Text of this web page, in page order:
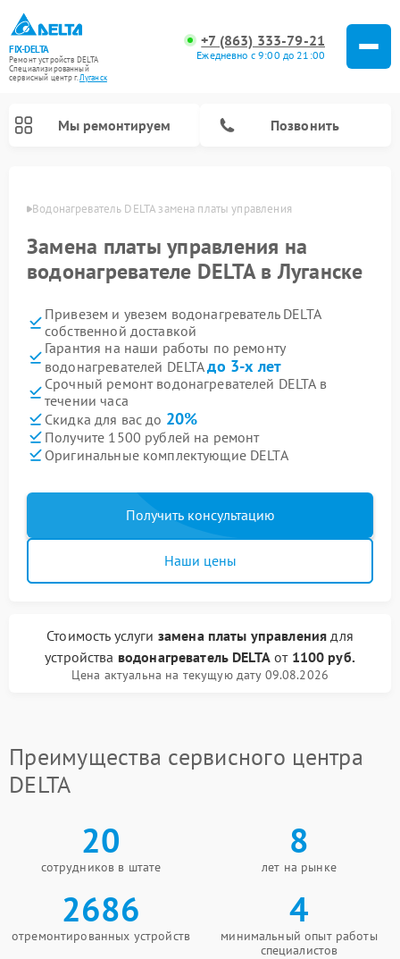
FIX-DELTA
Ремонт устройств DELTA
Специализированный
cервисный центр г.Луганск
+7 (863) 333-79-21
Ежедневно с 9:00 до 21:00
Мы ремонтируем Позвонить
Водонагреватель DELTA замена платы управления
Замена платы управления на
водонагревателе DELTA в Луганске
Привезем и увезем водонагреватель DELTA
собственной доставкой
Гарантия на наши работы по ремонту
водонагревателей DELTAдо 3-х лет
Срочный ремонт водонагревателей DELTA в
течении часа
Скидка для вас до 20%
Получите 1500 рублей на ремонт
Оригинальные комплектующие DELTA
Получить консультацию
Наши цены
Стоимость услуги замена платы управления для
устройства водонагреватель DELTAот 1100 руб.
Цена актуальна на текущую дату 09.08.2026
Преимущества сервисного центра
DELTA
20
сотрудников в штате
8
лет на рынке
2686
отремонтированных устройств
4
минимальный опыт работы
специалистов